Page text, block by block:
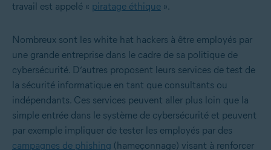
travail est appelé « piratage éthique ».
Nombreux sont les white hat hackers à être employés par
une grande entreprise dans le cadre de sa politique de
cybersécurité. D’autres proposent leurs services de test de
la sécurité informatique en tant que consultants ou
indépendants. Ces services peuvent aller plus loin que la
simple entrée dans le système de cybersécurité et peuvent
par exemple impliquer de tester les employés par des
campagnes de phishing (hameçonnage) visant à renforcer